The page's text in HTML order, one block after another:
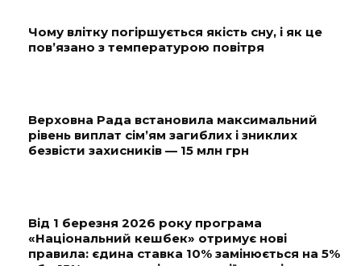
Чому влітку погіршується якість сну, і як це
пов’язано з температурою повітря
Верховна Рада встановила максимальний
рівень виплат сім’ям загиблих і зниклих
безвісти захисників — 15 млн грн
Від 1 березня 2026 року програма
«Національний кешбек» отримує нові
правила: єдина ставка 10% замінюється на 5%